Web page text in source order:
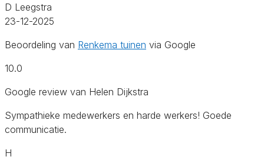
D Leegstra
23-12-2025
Beoordeling van Renkema tuinen via Google
10.0
Google review van Helen Dijkstra
Sympathieke medewerkers en harde werkers! Goede
communicatie.
H